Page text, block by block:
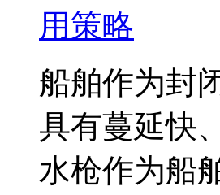
用策略
船舶作为封
具有蔓延快
水枪作为船